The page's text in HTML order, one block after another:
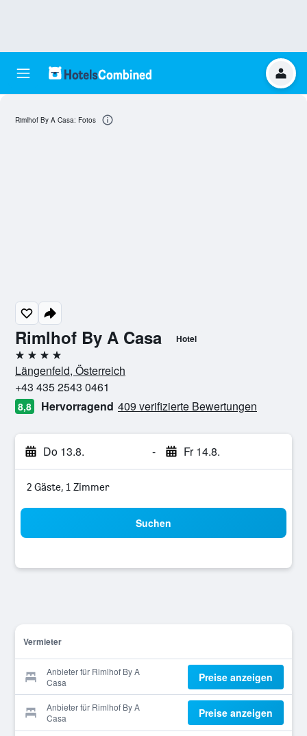
Rimlhof By A Casa Hotel
4 Sterne
Längenfeld, Österreich
+43 435 2543 0461
8,8 Hervorragend 409 verifizierte Bewertungen
Do 13.8. - Fr 14.8.
2 Gäste, 1 Zimmer
Suchen
Vermieter
Anbieter für Rimlhof By A
Casa
Preise anzeigen
Anbieter für Rimlhof By A
Casa
Preise anzeigen
Rimlhof By A Casa: Fotos